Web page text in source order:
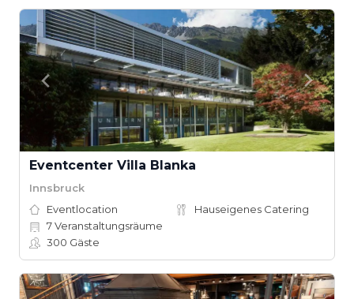
Eventcenter Villa Blanka
Innsbruck
Eventlocation
Hauseigenes Catering
7Veranstaltungsräume
300 Gäste